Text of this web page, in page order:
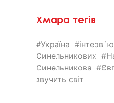
Хмара тегів
Україна інтерв`ю
Синельникових
Синельникова
звучить світ